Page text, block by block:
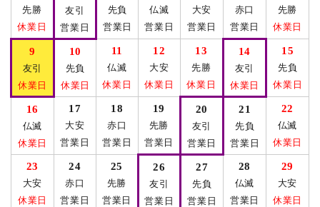
先勝
休業日
友引
営業日
先負
営業日
仏滅
営業日
大安
営業日
赤口
営業日
先勝
休業日
9
友引
休業日
10
先負
休業日
11
仏滅
休業日
12
大安
休業日
13
先勝
休業日
14
友引
休業日
15
先負
休業日
16
仏滅
休業日
17
大安
営業日
18
赤口
営業日
19
先勝
営業日
20
友引
営業日
21
先負
営業日
22
仏滅
休業日
23
大安
休業日
24
赤口
営業日
25
先勝
営業日
26
友引
営業日
27
先負
営業日
28
仏滅
営業日
29
大安
休業日